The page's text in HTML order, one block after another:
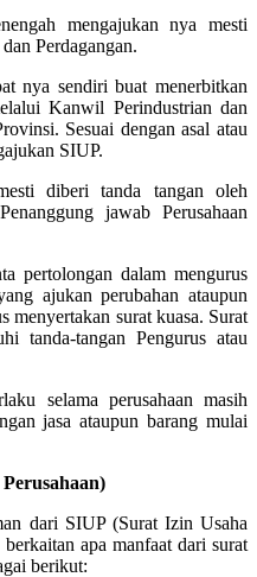
mengajukan nya mesti
Perdagangan.
nya sendiri buat menerbitkan
Kanwil Perindustrian dan
Sesuai dengan asal atau
SIUP.
diberi tanda tangan oleh
jawab Perusahaan
pertolongan dalam mengurus
ajukan perubahan ataupun
menyertakan surat kuasa. Surat
tanda-tangan Pengurus atau
selama perusahaan masih
jasa ataupun barang mulai
dari SIUP (Surat Izin Usaha
apa manfaat dari surat
berikut: